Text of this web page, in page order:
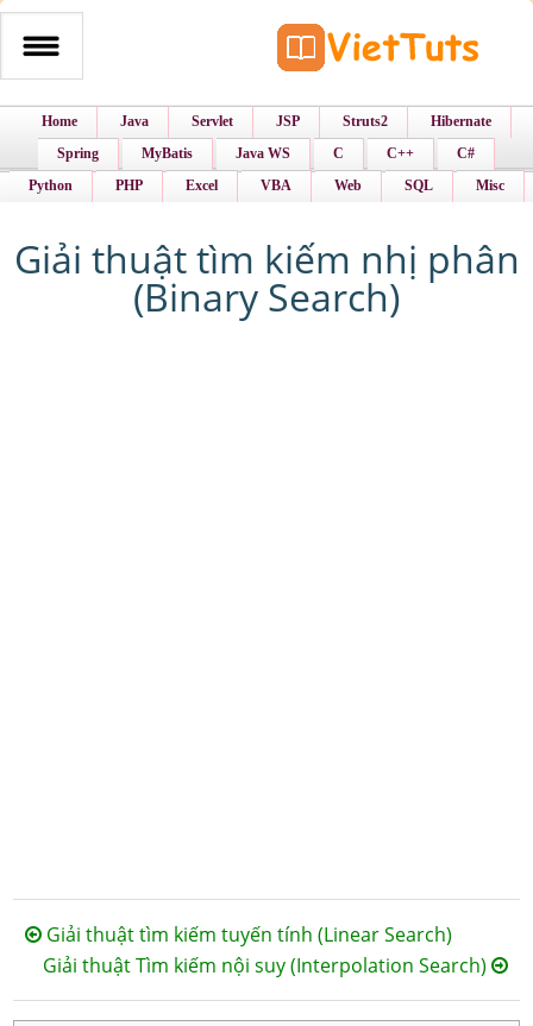
Home Java Servlet JSP Struts2
Hibernate
Spring
MyBatis Java WS C C++
C#
Python
PHP Excel VBA Web SQL Misc
Giải thuật tìm kiếm nhị phân
(Binary Search)
Giải thuật tìm kiếm tuyến tính (Linear Search)
Giải thuật Tìm kiếm nội suy (Interpolation Search)